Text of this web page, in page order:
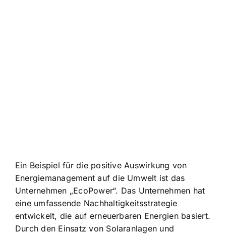
Ein Beispiel für die positive Auswirkung von
Energiemanagement auf die Umwelt ist das
Unternehmen „EcoPower“. Das Unternehmen hat
eine umfassende Nachhaltigkeitsstrategie
entwickelt, die auf erneuerbaren Energien basiert.
Durch den Einsatz von Solaranlagen und